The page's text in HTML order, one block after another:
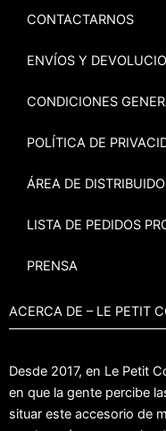
CONTACTARNOS
ENVÍOS Y
CONDICIONES
POLÍTICA DE
ÁREA DE
LISTA DE PEDIDOS
PRENSA
ACERCA DE – LE PETIT
Desde 2017, en Le Petit
en que la gente percibe
situar este accesorio de